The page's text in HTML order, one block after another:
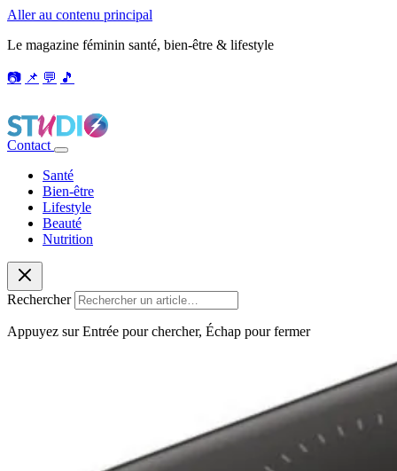
Aller au contenu principal
Le magazine féminin santé, bien-être & lifestyle
📷 📌 💬 🎵
Contact
Santé
Bien-être
Lifestyle
Beauté
Nutrition
Rechercher
Appuyez sur Entrée pour chercher, Échap pour fermer